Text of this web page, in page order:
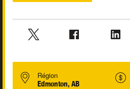
Région
Edmonton, AB